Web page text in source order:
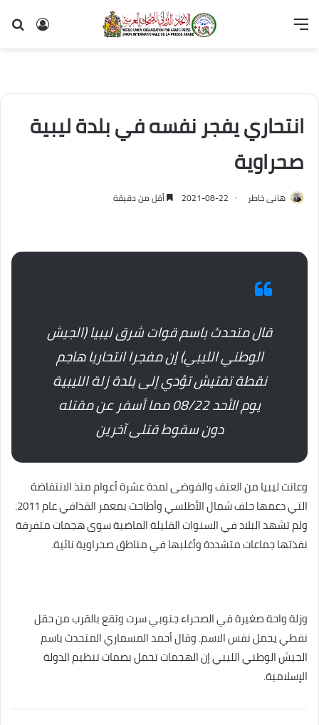
تسجيل
القائمة
انتحاري يفجر نفسه في بلدة ليبية
صحراوية
هانى خاطر 2021-08-22 أقل من دقيقة
قال متحدث باسم قوات شرق ليبيا (الجيش
الوطني الليبي) إن مفجرا انتحاريا هاجم
نقطة تفتيش تؤدي إلى بلدة زلة الليبية
يوم الأحد 08/22 مما أسفر عن مقتله
دون سقوط قتلى آخرين
وعانت ليبيا من العنف والفوضى لمدة عشرة أعوام منذ الانتفاضة
التي دعمها حلف شمال الأطلسي وأطاحت بمعمر القذافي عام 2011.
ولم تشهد البلاد في السنوات القليلة الماضية سوى هجمات متفرقة
نفذتها جماعات متشددة وأغلبها في مناطق صحراوية نائية.
وزلة واحة صغيرة في الصحراء جنوبي سرت وتقع بالقرب من حقل
نفطي يحمل نفس الاسم. وقال أحمد المسماري المتحدث باسم
الجيش الوطني الليبي إن الهجمات تحمل بصمات تنظيم الدولة
الإسلامية.